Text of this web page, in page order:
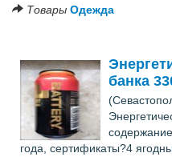
Товары Одежда
банка
года, сертификаты?4